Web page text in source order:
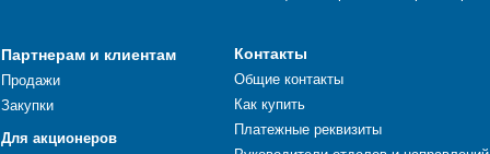
Партнерам и клиентам
Продажи
Закупки
Для акционеров
Контакты
Общие контакты
Как купить
Платежные реквизиты